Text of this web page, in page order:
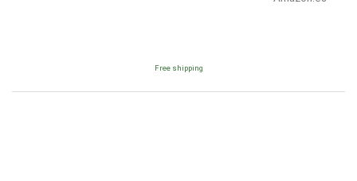
Free shipping